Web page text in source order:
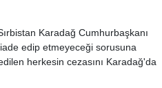
Karadağ Cumhurbaşkanı
edip etmeyeceği sorusuna
herkesin cezasını Karadağ'da